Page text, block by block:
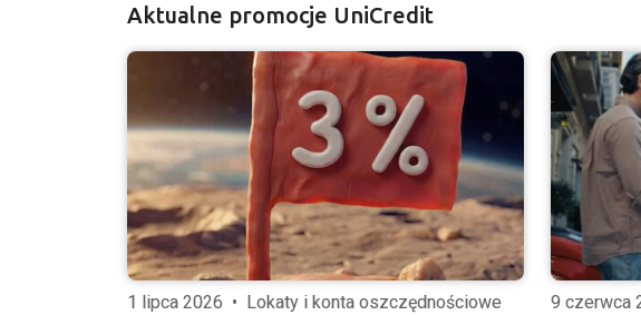
Aktualne promocje UniCredit
1 lipca 2026 • Lokaty i konta oszczędnościowe 9 czerwca